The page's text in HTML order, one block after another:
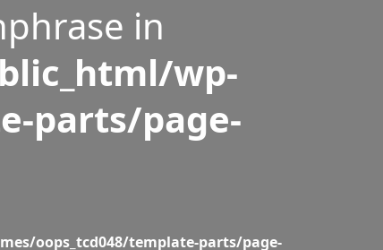
in
wp-
parts/page-
oops_tcd048/template-parts/page-